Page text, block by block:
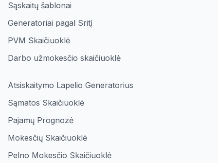
Sąskaitų šablonai
Generatoriai pagal Sritį
PVM Skaičiuoklė
Darbo užmokesčio skaičiuoklė
Atsiskaitymo Lapelio Generatorius
Sąmatos Skaičiuoklė
Pajamų Prognozė
Mokesčių Skaičiuoklė
Pelno Mokesčio Skaičiuoklė